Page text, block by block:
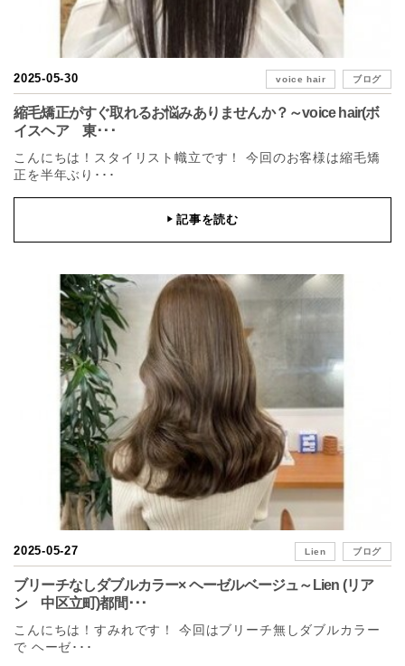
2025-05-30 voice hair ブログ
縮毛矯正がすぐ取れるお悩みありませんか？～voice hair(ボ
イスヘア 東･･･
こんにちは！スタイリスト幟立です！ 今回のお客様は縮毛矯
正を半年ぶり･･･
▶記事を読む
2025-05-27 Lien ブログ
ブリーチなしダブルカラー× ヘーゼルベージュ～Lien (リア
ン 中区立町)都間･･･
こんにちは！すみれです！ 今回はブリーチ無しダブルカラー
で ヘーゼ･･･